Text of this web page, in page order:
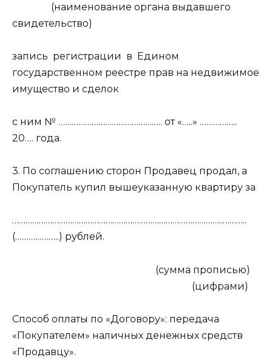
(наименование органа выдавшего
свидетельство)
запись регистрации в Едином
государственном реестре прав на недвижимое
имущество и сделок
с ним № ……………………………………….. от «…..» ……………..
20…. года.
3. По соглашению сторон Продавец продал, а
Покупатель купил вышеуказанную квартиру за
…………………………………………………………………………………..………..
(………………..) рублей.
(сумма прописью)
(цифрами)
Способ оплаты по «Договору»: передача
«Покупателем» наличных денежных средств
«Продавцу».